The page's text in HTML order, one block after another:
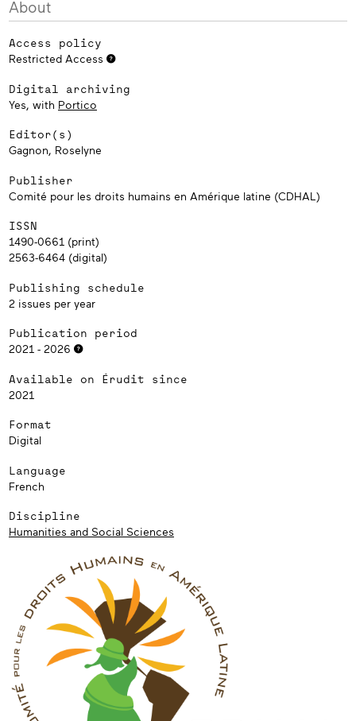
About
Access policy
Restricted Access
Digital archiving
Yes, with Portico
Editor(s)
Gagnon, Roselyne
Publisher
Comité pour les droits humains en Amérique latine (CDHAL)
ISSN
1490-0661 (print)
2563-6464 (digital)
Publishing schedule
2 issues per year
Publication period
2021 - 2026
Available on Érudit since
2021
Format
Digital
Language
French
Discipline
Humanities and Social Sciences